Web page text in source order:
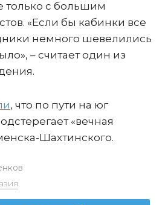
только с большим
«Если бы кабинки все
немного шевелились
– считает один из
, что по пути на юг
«вечная
Шахтинского.